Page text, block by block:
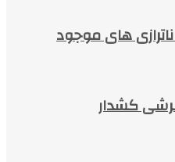
ناترازی های موجود
کشدار